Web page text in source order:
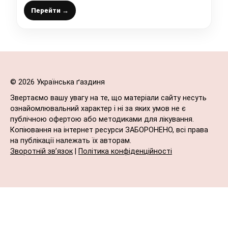
Перейти →
© 2026 Українська ґаздиня
Звертаємо вашу увагу на те, що матеріали сайту несуть
ознайомлювальний характер і ні за яких умов не є
публічною офертою або методиками для лікування.
Копіювання на інтернет ресурси ЗАБОРОНЕНО, всі права
на публікації належать їх авторам.
Зворотній зв’язок
Політика конфіденційності